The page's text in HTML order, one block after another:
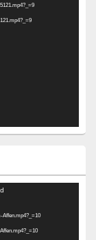
Affen.mp4?_=10